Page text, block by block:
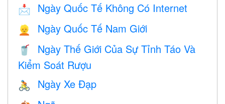
📩 Ngày Quốc Tế Không Có Internet
👱 Ngày Quốc Tế Nam Giới
🥤
Ngày Thế Giới Của Sự Tỉnh Táo Và
Kiểm Soát Rượu
🚴 Ngày Xe Đạp